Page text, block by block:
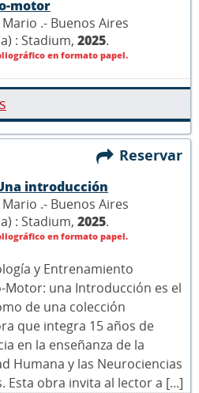
motor
.- Buenos Aires
: Stadium, 2025.
en formato papel.
Reservar
introducción
.- Buenos Aires
: Stadium, 2025.
en formato papel.
y Entrenamiento
Motor: una Introducción es el
de una colección
que integra 15 años de
en la enseñanza de la
Humana y las Neurociencias
Esta obra invita al lector a [...]